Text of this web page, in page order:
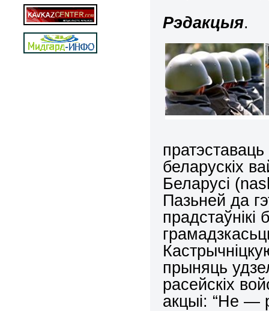
Рэдакцыя.
беларускіх
Беларусі
Пазьней да
прыняць
расейскіх
акцыі: “Не —